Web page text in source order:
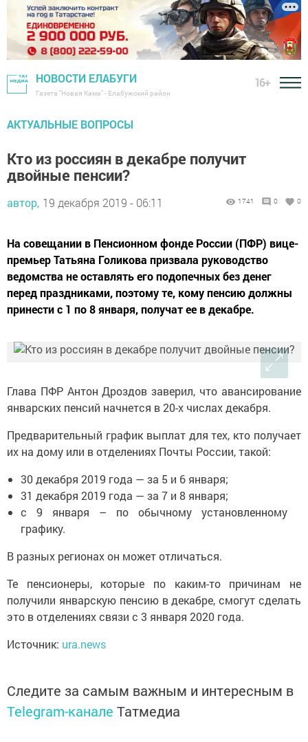
НОВОСТИ ЕЛАБУГИ
Газета "Новая Кама" - Елабужский район
16+
АКТУАЛЬНЫЕ ВОПРОСЫ
Кто из россиян в декабре получит
двойные пенсии?
автор, 19 декабря 2019 - 06:11 1741 0 0
На совещании в Пенсионном фонде России (ПФР) вице-
премьер Татьяна Голикова призвала руководство
ведомства не оставлять его подопечных без денег
перед праздниками, поэтому те, кому пенсию должны
принести с 1 по 8 января, получат ее в декабре.
Глава ПФР Антон Дроздов заверил, что авансирование
январских пенсий начнется в 20-х числах декабря.
Предварительный график выплат для тех, кто получает
их на дому или в отделениях Почты России, такой:
30 декабря 2019 года — за 5 и 6 января;
31 декабря 2019 года — за 7 и 8 января;
с 9 января – по обычному установленному
графику.
В разных регионах он может отличаться.
Те пенсионеры, которые по каким-то причинам не
получили январскую пенсию в декабре, смогут сделать
это в отделениях связи с 3 января 2020 года.
Источник: ura.news
Следите за самым важным и интересным в
Telegram-канале Татмедиа